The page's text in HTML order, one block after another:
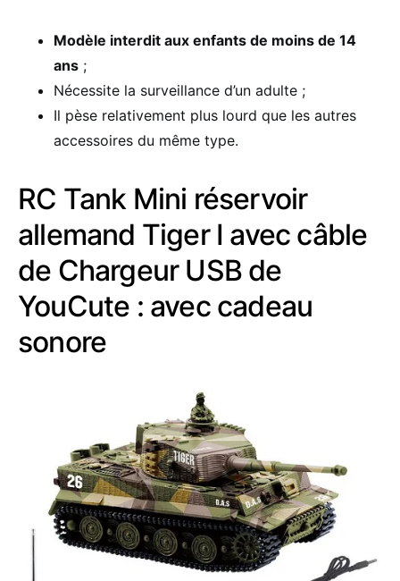
Modèle interdit aux enfants de moins de 14
ans ;
Nécessite la surveillance d’un adulte ;
Il pèse relativement plus lourd que les autres
accessoires du même type.
RC Tank Mini réservoir
allemand Tiger I avec câble
de Chargeur USB de
YouCute : avec cadeau
sonore